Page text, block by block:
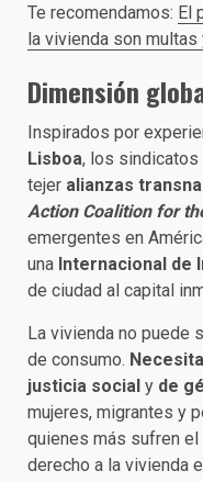
Te recomendamos: El
la vivienda son multas
Dimensión
Inspirados por
Lisboa, los sindicatos
tejer alianzas
Action Coalition for
emergentes en
una Internacional de
de ciudad al capital
La vivienda no puede
de consumo.
justicia social y de
mujeres, migrantes y
quienes más sufren
derecho a la vivienda